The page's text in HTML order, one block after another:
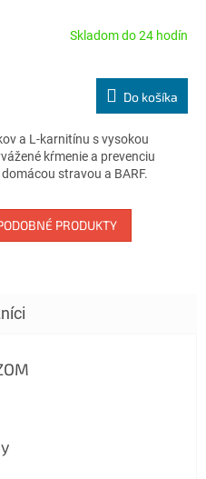
Skladom do 24 hodín
Do košíka
a L-karnitínu s vysokou
kŕmenie a prevenciu
stravou a BARF.
PRODUKTY
je 5 z 5 hviezdičiek.
je 5 z 5 hviezdičiek.